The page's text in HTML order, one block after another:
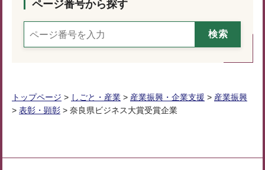
ページ番号から探す
トップページ > しごと・産業 > 産業振興・企業支援 > 産業振興
> 表彰・顕彰 > 奈良県ビジネス大賞受賞企業